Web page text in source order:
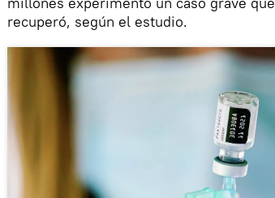
recuperó, según el estudio.